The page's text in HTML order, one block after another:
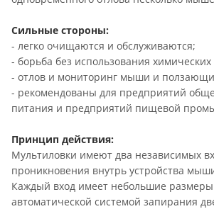
Сильные стороны:
- легко очищаются и обслуживаются;
- борьба без использования
- отлов и мониторинг мыши и
- рекомендованы для предприятий
питания и предприятий пищевой
Принцип действия:
Мультиловки имеют два независимых
проникновения внутрь устройства
Каждый вход имеет небольшие
автоматической системой запирания